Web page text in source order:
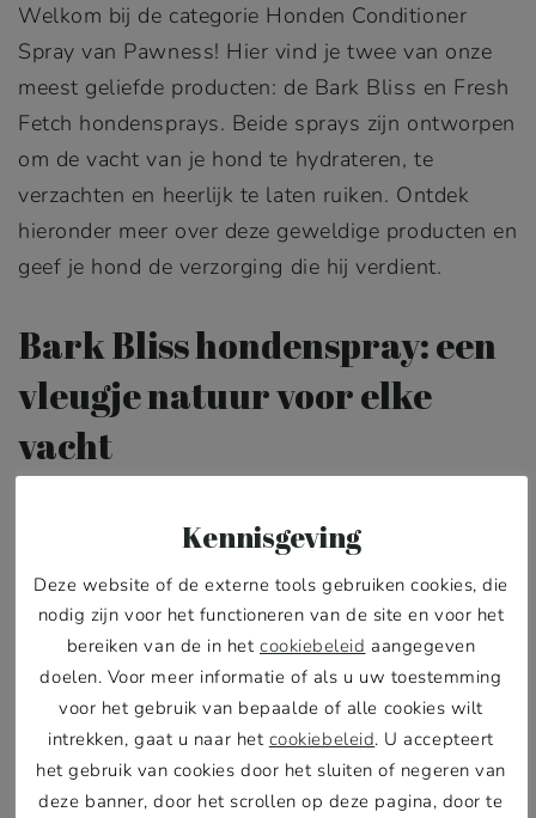
Welkom bij de categorie Honden Conditioner
Spray van Pawness! Hier vind je twee van onze
meest geliefde producten: de Bark Bliss en Fresh
Fetch hondensprays. Beide sprays zijn ontworpen
om de vacht van je hond te hydrateren, te
verzachten en heerlijk te laten ruiken. Ontdek
hieronder meer over deze geweldige producten en
geef je hond de verzorging die hij verdient.
Bark Bliss hondenspray: een
vleugje natuur voor elke
vacht
spray, de magische touch voor de vacht van je
hond, geïnspireerd door de rustgevende geluiden
en geuren van het bos. Deze leave-in spray
hydrateert en conditioneert de vacht van je hond
met natuurlijke ingrediënten zoals palmarosa,
vetiver en cederhout. Dit maakt het de perfecte
oplossing tegen droogheid en klitten, terwijl het
een directe boost van frisheid en hydratatie biedt.
Kennisgeving
Deze website of de externe tools gebruiken cookies, die
nodig zijn voor het functioneren van de site en voor het
bereiken van de in het cookiebeleid aangegeven
doelen. Voor meer informatie of als u uw toestemming
voor het gebruik van bepaalde of alle cookies wilt
intrekken, gaat u naar het cookiebeleid. U accepteert
het gebruik van cookies door het sluiten of negeren van
deze banner, door het scrollen op deze pagina, door te